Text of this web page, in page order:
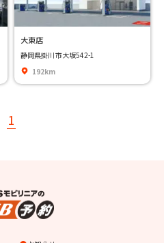
大東店
静岡県掛川市大坂542-1
192km
1